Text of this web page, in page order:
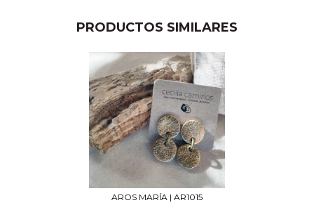
PRODUCTOS SIMILARES
AROS MARÍA | AR1015